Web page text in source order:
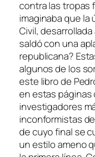
contra las tropas
imaginaba que la
Civil,
saldó con una
republicana?
algunos de los
este libro de
en estas páginas
investigadores
inconformistas
de cuyo final se
un estilo ameno